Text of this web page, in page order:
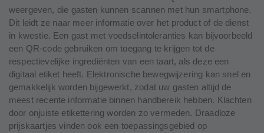
weergeven, die gasten kunnen scannen met hun smartphone.
Dit leidt ze naar meer informatie over het product of de dienst
in kwestie. Een gast met voedselintoleranties kan bijvoorbeeld
een QR-code gebruiken om toegang te krijgen tot de
respectievelijke ingrediënten van een taart, als deze een
digitaal etiket heeft. Elektronische bewegwijzering kan snel en
gemakkelijk worden bijgewerkt, zodat uw gasten altijd de
meest recente informatie binnen handbereik hebben. Klachten
door onjuiste etikettering worden zo vermeden. Draadloze
prijskaartjes vinden ook een toepassingsgebied op